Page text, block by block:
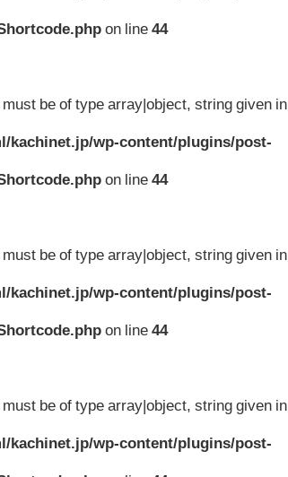
on line44
be of type array|object, string given in
kachinet.jp/wp-content/plugins/post-
on line44
be of type array|object, string given in
kachinet.jp/wp-content/plugins/post-
on line44
be of type array|object, string given in
kachinet.jp/wp-content/plugins/post-